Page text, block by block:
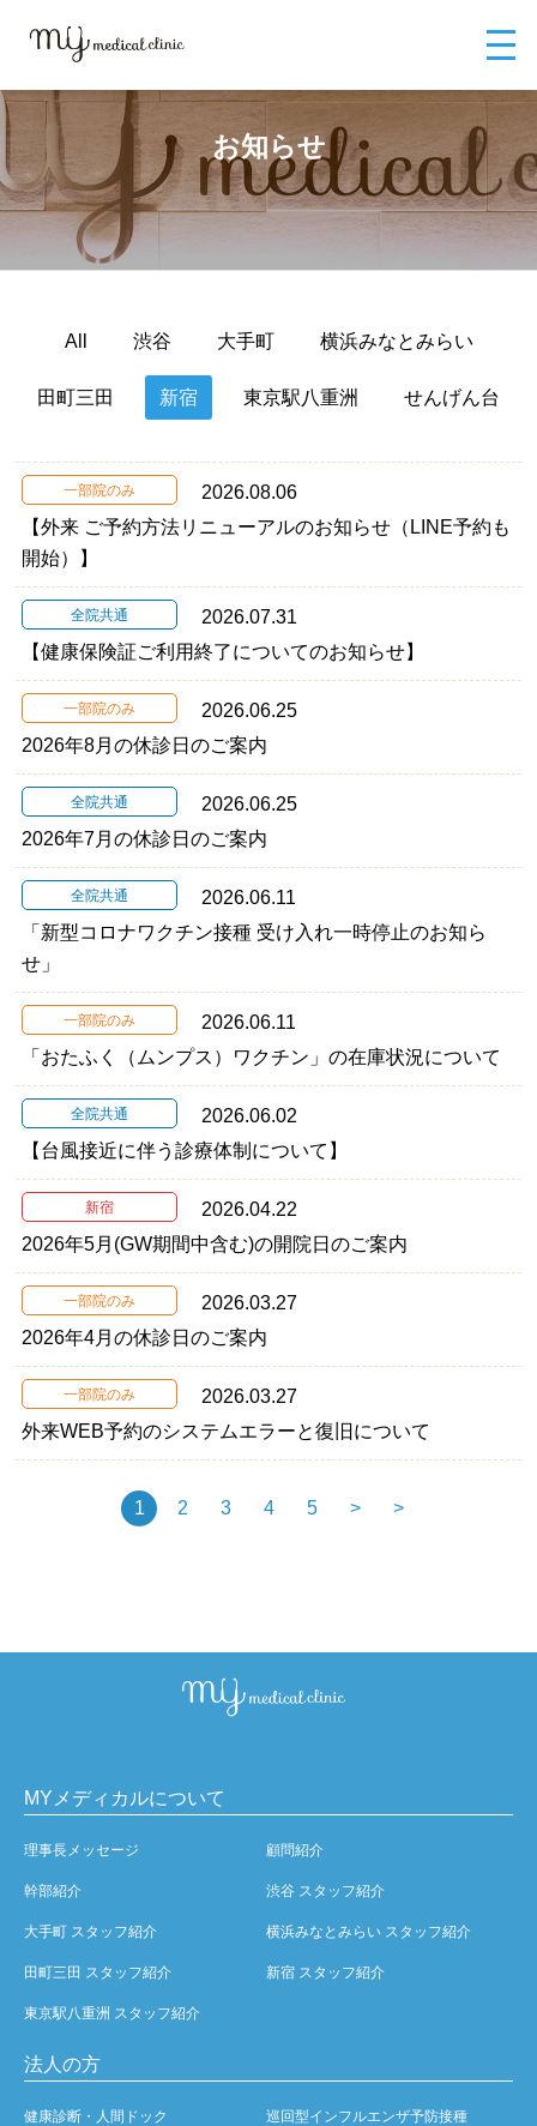
お知らせ
All 渋谷 大手町 横浜みなとみらい
田町三田 新宿 東京駅八重洲 せんげん台
一部院のみ
2026.08.06
【外来 ご予約方法リニューアルのお知らせ（LINE予約も
開始）】
全院共通
2026.07.31
【健康保険証ご利用終了についてのお知らせ】
一部院のみ
2026.06.25
2026年8月の休診日のご案内
全院共通
2026.06.25
2026年7月の休診日のご案内
全院共通
2026.06.11
「新型コロナワクチン接種 受け入れ一時停止のお知ら
せ」
一部院のみ
2026.06.11
「おたふく（ムンプス）ワクチン」の在庫状況について
全院共通
2026.06.02
【台風接近に伴う診療体制について】
新宿
2026.04.22
2026年5月(GW期間中含む)の開院日のご案内
一部院のみ
2026.03.27
2026年4月の休診日のご案内
一部院のみ
2026.03.27
外来WEB予約のシステムエラーと復旧について
1 2 3 4 5 > >
MYメディカルについて
理事長メッセージ 顧問紹介
幹部紹介 渋谷 スタッフ紹介
大手町 スタッフ紹介 横浜みなとみらい スタッフ紹介
田町三田 スタッフ紹介 新宿 スタッフ紹介
東京駅八重洲 スタッフ紹介
法人の方
健康診断・人間ドック 巡回型インフルエンザ予防接種